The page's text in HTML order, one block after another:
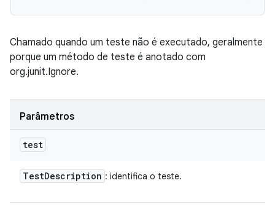
Chamado quando um teste não é executado, geralmente
porque um método de teste é anotado com
org.junit.Ignore.
Parâmetros
test
TestDescription : identifica o teste.